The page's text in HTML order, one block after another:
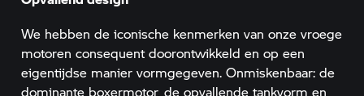
We hebben de iconische kenmerken van onze vroege
motoren consequent doorontwikkeld en op een
eigentijdse manier vormgegeven. Onmiskenbaar: de
dominante boxermotor, de opvallende tankvorm en